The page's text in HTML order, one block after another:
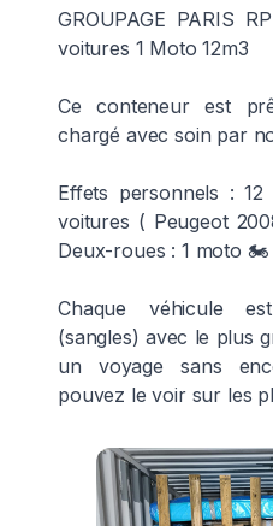
GROUPAGE PARIS
voitures 1 Moto 12m3
Ce conteneur est
chargé avec soin par
Effets personnels :
voitures ( Peugeot
Deux-roues : 1 moto 🏍️
Chaque véhicule
(sangles) avec le plus
un voyage sans
pouvez le voir sur les